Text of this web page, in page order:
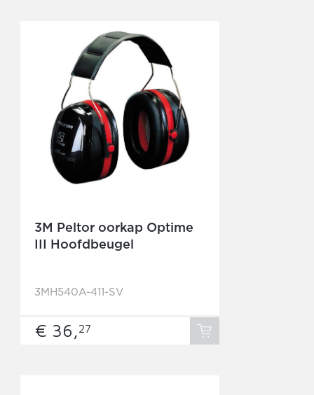
3M Peltor oorkap Optime
III Hoofdbeugel
3MH540A-411-SV
€ 36, 27